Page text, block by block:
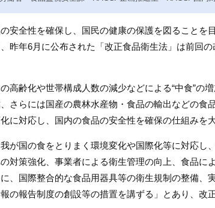
安全性を確保し、国民の健康の保護を図ることを
昨年6月に公布された「改正食品衛生法」は前回
高齢化や世帯構成人数の減少などによる“中食”の
さらには国産の農林水産物・食品の輸出などの食
に対応し、国内の食品の安全性を確保の仕組みを
が国の食をとりまく環境変化や国際化等に対応し
対策強化、事業者による衛生管理の向上、食品に
、国際整合的な食品用器具等の衛生規制の整備、
の報告制度の創設等の措置を講ずる」とあり、改